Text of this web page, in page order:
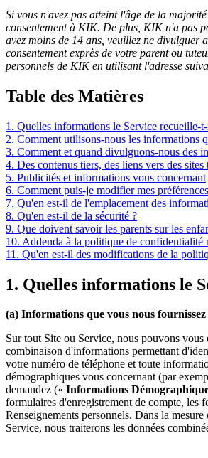
Si vous n'avez pas atteint l'âge de la
consentement à KIK. De plus, KIK n'a pas
avez moins de 14 ans, veuillez ne
consentement exprès de votre parent ou
personnels de KIK en utilisant l'adresse
Table des Matières
1. Quelles informations le Service recueille-
2. Comment utilisons-nous les informations
3. Comment et quand divulguons-nous des
4. Des contenus tiers, des liens vers des
5. Publicités et informations vous concernant
6. Comment puis-je modifier mes
7. Qu'en est-il de l'emplacement des
8. Qu'en est-il de la sécurité ?
9. Que doivent savoir les parents sur les
10. Addenda à la politique de confidentialité
11. Qu'en est-il des modifications de la
1. Quelles informations le
(a) Informations que vous nous fournissez
Sur tout Site ou Service, nous pouvons
combinaison d'informations permettant
votre numéro de téléphone et toute
démographiques vous concernant (par
demandez (« Informations
formulaires d'enregistrement de compte, les
Renseignements personnels. Dans la
Service, nous traiterons les données